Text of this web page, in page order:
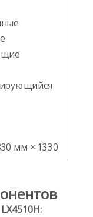
мм × 1330
тока /